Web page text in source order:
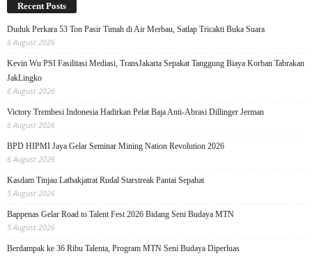
Recent Posts
Duduk Perkara 53 Ton Pasir Timah di Air Merbau, Satlap Tricakti Buka Suara
6 August 2026
Kevin Wu PSI Fasilitasi Mediasi, TransJakarta Sepakat Tanggung Biaya Korban Tabrakan
JakLingko
6 August 2026
Victory Trembesi Indonesia Hadirkan Pelat Baja Anti-Abrasi Dillinger Jerman
6 August 2026
BPD HIPMI Jaya Gelar Seminar Mining Nation Revolution 2026
6 August 2026
Kasdam Tinjau Latbakjatrat Rudal Starstreak Pantai Sepahat
5 August 2026
Bappenas Gelar Road to Talent Fest 2026 Bidang Seni Budaya MTN
5 August 2026
Berdampak ke 36 Ribu Talenta, Program MTN Seni Budaya Diperluas